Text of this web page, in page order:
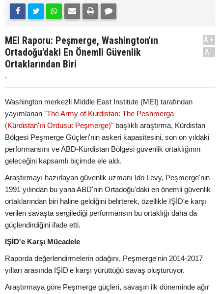
MEI Raporu: Peşmerge, Washington'ın
Ortadoğu'daki En Önemli Güvenlik
Ortaklarından Biri
.
A+
A-
Washington merkezli Middle East Institute (MEI) tarafından
yayımlanan "The Army of Kurdistan: The Peshmerga
(Kürdistan'ın Ordusu: Peşmerge)" başlıklı araştırma, Kürdistan
Bölgesi Peşmerge Güçleri'nin askeri kapasitesini, son on yıldaki
performansını ve ABD-Kürdistan Bölgesi güvenlik ortaklığının
geleceğini kapsamlı biçimde ele aldı.
Araştırmayı hazırlayan güvenlik uzmanı Ido Levy, Peşmerge'nin
1991 yılından bu yana ABD'nin Ortadoğu'daki en önemli güvenlik
ortaklarından biri haline geldiğini belirterek, özellikle IŞİD'e karşı
verilen savaşta sergilediği performansın bu ortaklığı daha da
güçlendirdiğini ifade etti.
IŞİD'e Karşı Mücadele
Raporda değerlendirmelerin odağını, Peşmerge'nin 2014-2017
yılları arasında IŞİD'e karşı yürüttüğü savaş oluşturuyor.
Araştırmaya göre Peşmerge güçleri, savaşın ilk döneminde ağır